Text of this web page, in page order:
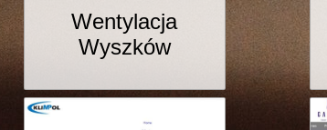
Wentylacja
Wyszków